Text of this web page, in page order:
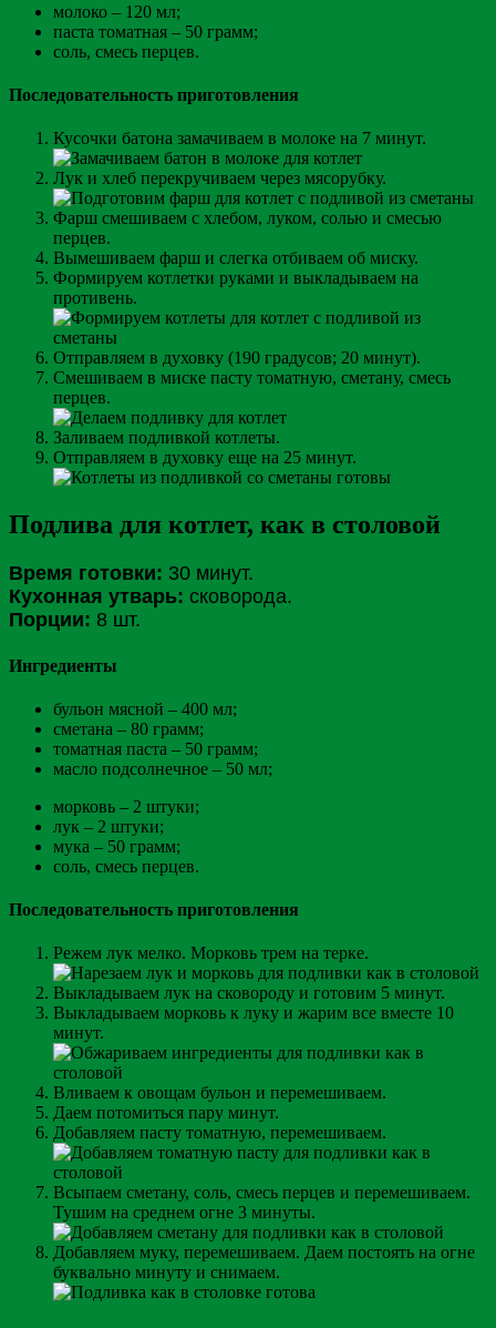
молоко – 120 мл;
паста томатная – 50 грамм;
соль, смесь перцев.
Последовательность приготовления
Кусочки батона замачиваем в молоке на 7 минут.
Лук и хлеб перекручиваем через мясорубку.
Фарш смешиваем с хлебом, луком, солью и смесью
перцев.
Вымешиваем фарш и слегка отбиваем об миску.
Формируем котлетки руками и выкладываем на
противень.
Отправляем в духовку (190 градусов; 20 минут).
Смешиваем в миске пасту томатную, сметану, смесь
перцев.
Заливаем подливкой котлеты.
Отправляем в духовку еще на 25 минут.
Подлива для котлет, как в столовой
Время готовки: 30 минут.
Кухонная утварь: сковорода.
Порции: 8 шт.
Ингредиенты
бульон мясной – 400 мл;
сметана – 80 грамм;
томатная паста – 50 грамм;
масло подсолнечное – 50 мл;
морковь – 2 штуки;
лук – 2 штуки;
мука – 50 грамм;
соль, смесь перцев.
Последовательность приготовления
Режем лук мелко. Морковь трем на терке.
Выкладываем лук на сковороду и готовим 5 минут.
Выкладываем морковь к луку и жарим все вместе 10
минут.
Вливаем к овощам бульон и перемешиваем.
Даем потомиться пару минут.
Добавляем пасту томатную, перемешиваем.
Всыпаем сметану, соль, смесь перцев и перемешиваем.
Тушим на среднем огне 3 минуты.
Добавляем муку, перемешиваем. Даем постоять на огне
буквально минуту и снимаем.